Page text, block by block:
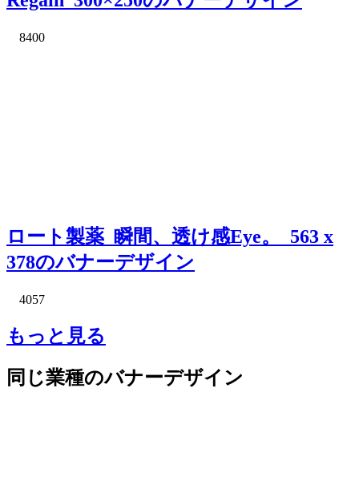
8400
ロート製薬_瞬間、透け感Eye。_563 x
378のバナーデザイン
4057
もっと見る
同じ業種のバナーデザイン